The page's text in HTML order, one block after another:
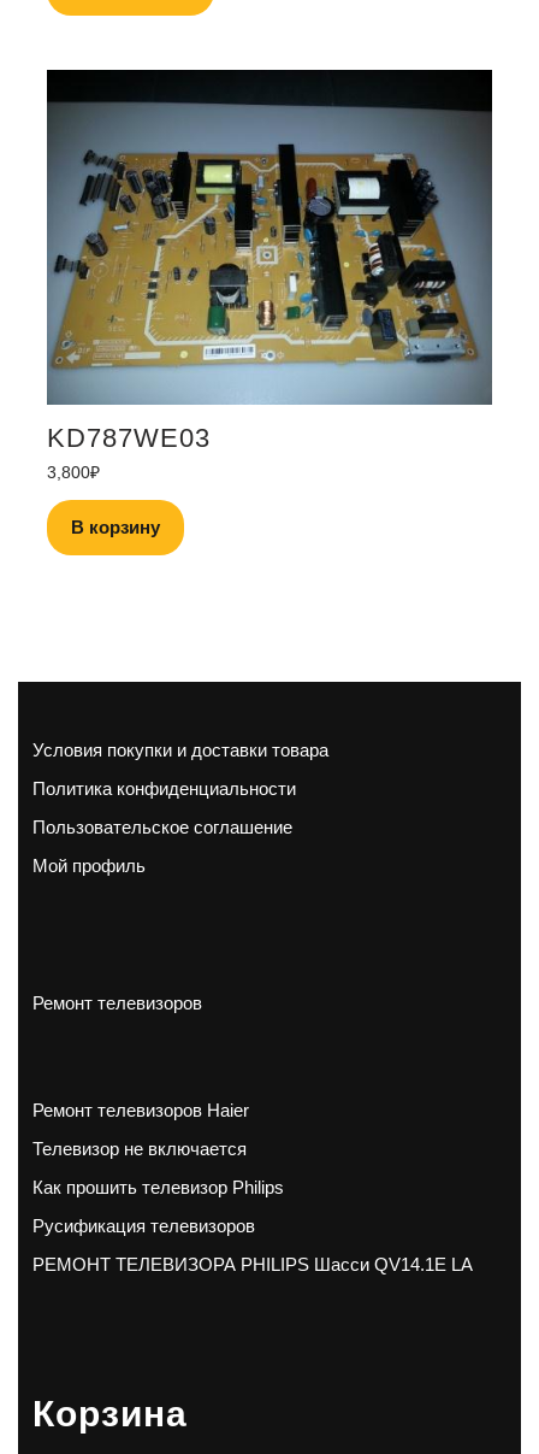
KD787WE03
3,800₽
В корзину
Условия покупки и доставки товара
Политика конфиденциальности
Пользовательское соглашение
Мой профиль
Ремонт телевизоров
Ремонт телевизоров Haier
Телевизор не включается
Как прошить телевизор Philips
Русификация телевизоров
РЕМОНТ ТЕЛЕВИЗОРА PHILIPS Шасси QV14.1E LA
Корзина